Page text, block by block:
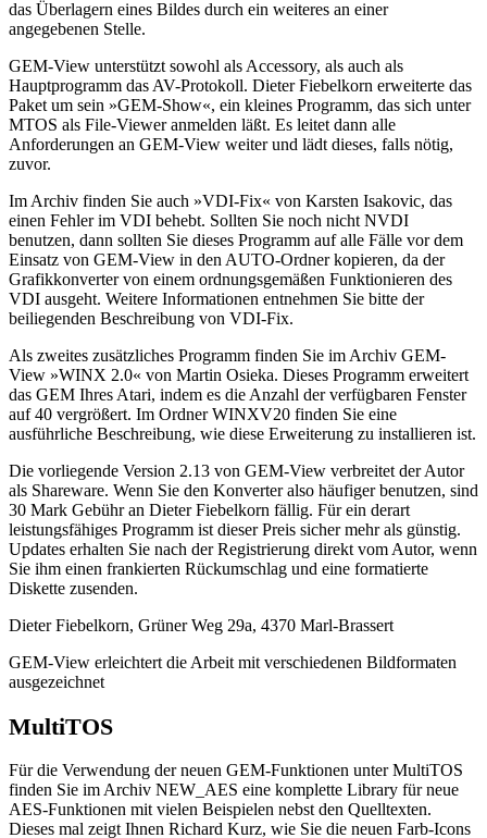
das Überlagern eines Bildes durch ein weiteres an einer
angegebenen Stelle.
GEM-View unterstützt sowohl als Accessory, als auch als
Hauptprogramm das AV-Protokoll. Dieter Fiebelkorn erweiterte das
Paket um sein »GEM-Show«, ein kleines Programm, das sich unter
MTOS als File-Viewer anmelden läßt. Es leitet dann alle
Anforderungen an GEM-View weiter und lädt dieses, falls nötig,
zuvor.
Im Archiv finden Sie auch »VDI-Fix« von Karsten Isakovic, das
einen Fehler im VDI behebt. Sollten Sie noch nicht NVDI
benutzen, dann sollten Sie dieses Programm auf alle Fälle vor dem
Einsatz von GEM-View in den AUTO-Ordner kopieren, da der
Grafikkonverter von einem ordnungsgemäßen Funktionieren des
VDI ausgeht. Weitere Informationen entnehmen Sie bitte der
beiliegenden Beschreibung von VDI-Fix.
Als zweites zusätzliches Programm finden Sie im Archiv GEM-
View »WINX 2.0« von Martin Osieka. Dieses Programm erweitert
das GEM Ihres Atari, indem es die Anzahl der verfügbaren Fenster
auf 40 vergrößert. Im Ordner WINXV20 finden Sie eine
ausführliche Beschreibung, wie diese Erweiterung zu installieren ist.
Die vorliegende Version 2.13 von GEM-View verbreitet der Autor
als Shareware. Wenn Sie den Konverter also häufiger benutzen, sind
30 Mark Gebühr an Dieter Fiebelkorn fällig. Für ein derart
leistungsfähiges Programm ist dieser Preis sicher mehr als günstig.
Updates erhalten Sie nach der Registrierung direkt vom Autor, wenn
Sie ihm einen frankierten Rückumschlag und eine formatierte
Diskette zusenden.
Dieter Fiebelkorn, Grüner Weg 29a, 4370 Marl-Brassert
GEM-View erleichtert die Arbeit mit verschiedenen Bildformaten
ausgezeichnet
MultiTOS
Für die Verwendung der neuen GEM-Funktionen unter MultiTOS
finden Sie im Archiv NEW_AES eine komplette Library für neue
AES-Funktionen mit vielen Beispielen nebst den Quelltexten.
Dieses mal zeigt Ihnen Richard Kurz, wie Sie die neuen Farb-Icons